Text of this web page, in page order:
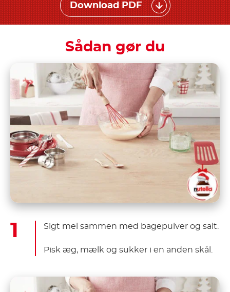
Download PDF
Sådan gør du
Sigt mel sammen med bagepulver og salt.
Pisk æg, mælk og sukker i en anden skål.